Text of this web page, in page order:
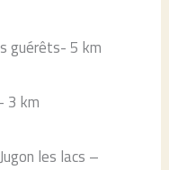
guérêts- 5 km
3 km
les lacs –